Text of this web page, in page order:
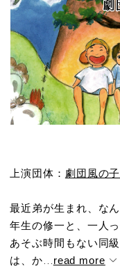
上演団体： 劇団風の
最近弟が生まれ、な
年生の修一と、一人
あそぶ時間もない同
は、か...read more